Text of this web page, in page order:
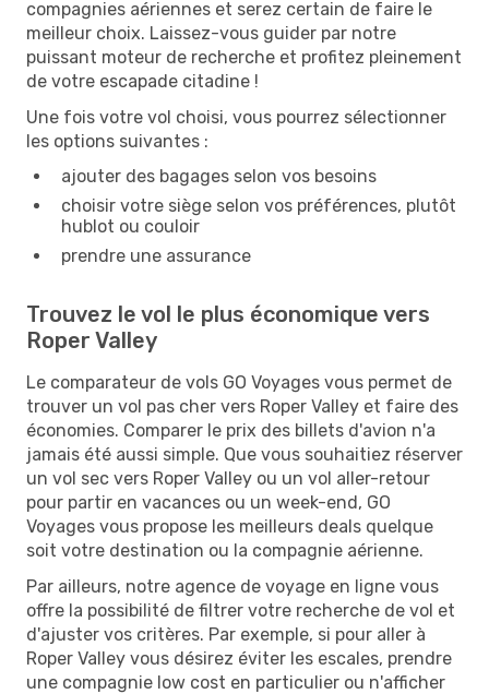
compagnies aériennes et serez certain de faire le
meilleur choix. Laissez-vous guider par notre
puissant moteur de recherche et profitez pleinement
de votre escapade citadine !
Une fois votre vol choisi, vous pourrez sélectionner
les options suivantes :
ajouter des bagages selon vos besoins
choisir votre siège selon vos préférences, plutôt
hublot ou couloir
prendre une assurance
Trouvez le vol le plus économique vers
Roper Valley
Le comparateur de vols GO Voyages vous permet de
trouver un vol pas cher vers Roper Valley et faire des
économies. Comparer le prix des billets d'avion n'a
jamais été aussi simple. Que vous souhaitiez réserver
un vol sec vers Roper Valley ou un vol aller-retour
pour partir en vacances ou un week-end, GO
Voyages vous propose les meilleurs deals quelque
soit votre destination ou la compagnie aérienne.
Par ailleurs, notre agence de voyage en ligne vous
offre la possibilité de filtrer votre recherche de vol et
d'ajuster vos critères. Par exemple, si pour aller à
Roper Valley vous désirez éviter les escales, prendre
une compagnie low cost en particulier ou n'afficher